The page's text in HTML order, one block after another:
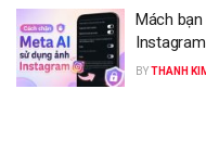
Mách
BYTHANH